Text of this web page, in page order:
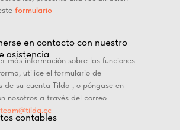
formulario
en contacto con nuestro
asistencia
más información sobre las funciones
utilice el formulario de
de su cuenta Tilda , o póngase en
nosotros a través del correo
team@tilda.cc
contables